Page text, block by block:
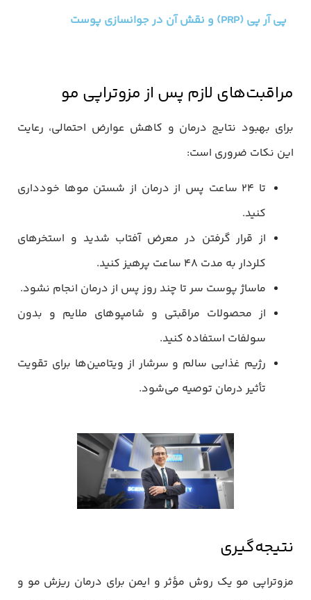
پی آر پی (PRP) و نقش آن در جوانسازی پوست
مراقبت‌های لازم پس از مزوتراپی مو
برای بهبود نتایج درمان و کاهش عوارض احتمالی، رعایت
این نکات ضروری است:
تا ۲۴ ساعت پس از درمان از شستن موها خودداری
کنید.
از قرار گرفتن در معرض آفتاب شدید و استخرهای
کلردار به مدت ۴۸ ساعت پرهیز کنید.
ماساژ پوست سر تا چند روز پس از درمان انجام نشود.
از محصولات مراقبتی و شامپوهای ملایم و بدون
سولفات استفاده کنید.
رژیم غذایی سالم و سرشار از ویتامین‌ها برای تقویت
تأثیر درمان توصیه می‌شود.
نتیجه‌گیری
مزوتراپی مو یک روش مؤثر و ایمن برای درمان ریزش مو و